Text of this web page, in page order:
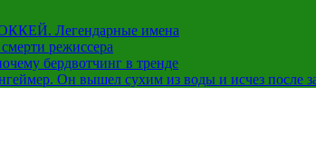
Легендарные имена
режиссера
бердвотчинг в тренде
Он вышел сухим из воды и исчез после